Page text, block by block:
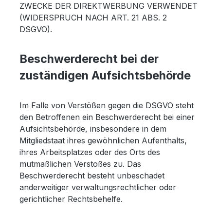
ZWECKE DER DIREKTWERBUNG VERWENDET
(WIDERSPRUCH NACH ART. 21 ABS. 2
DSGVO).
Beschwerderecht bei der
zuständigen Aufsichtsbehörde
Im Falle von Verstößen gegen die DSGVO steht
den Betroffenen ein Beschwerderecht bei einer
Aufsichtsbehörde, insbesondere in dem
Mitgliedstaat ihres gewöhnlichen Aufenthalts,
ihres Arbeitsplatzes oder des Orts des
mutmaßlichen Verstoßes zu. Das
Beschwerderecht besteht unbeschadet
anderweitiger verwaltungsrechtlicher oder
gerichtlicher Rechtsbehelfe.